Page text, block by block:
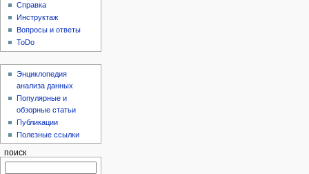
Справка
Инструктаж
Вопросы и ответы
ToDo
Энциклопедия
анализа данных
Популярные и
обзорные статьи
Публикации
Полезные ссылки
поиск